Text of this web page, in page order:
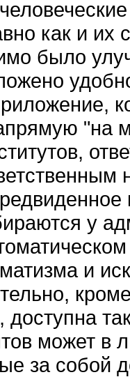
как и их
было
"на
у
и
доступна
может в
за собой